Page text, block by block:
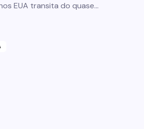
EUA transita do quase…